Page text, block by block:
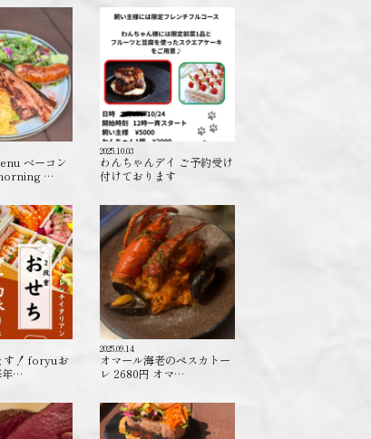
ベーコン
…
2025.10.03
わんちゃんデイ ご予約受け
付けております️
す！ foryuお
年…
2025.09.14
オマール海老のペスカトー
レ 2680円 オマ…